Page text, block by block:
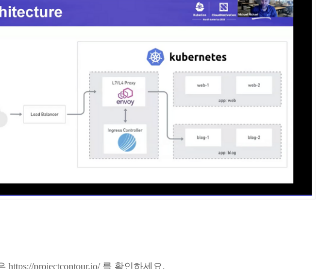
https://projectcontour.io/를 확인하세요.